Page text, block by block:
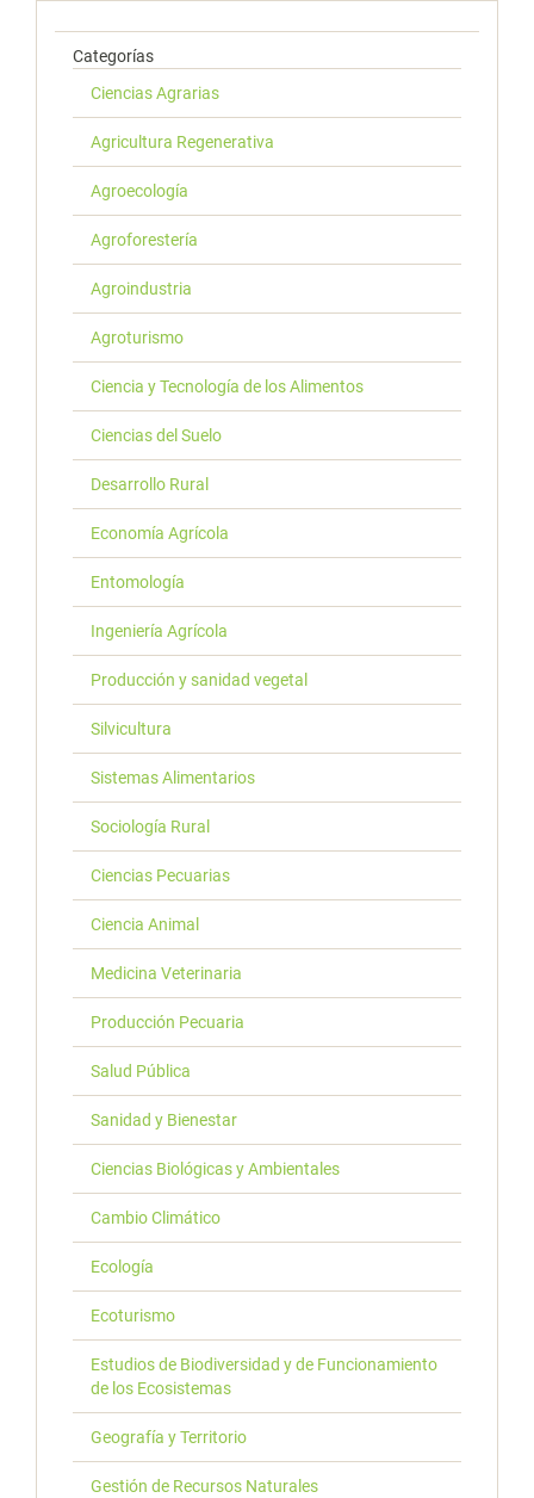
Categorías
Ciencias Agrarias
Agricultura Regenerativa
Agroecología
Agroforestería
Agroindustria
Agroturismo
Ciencia y Tecnología de los Alimentos
Ciencias del Suelo
Desarrollo Rural
Economía Agrícola
Entomología
Ingeniería Agrícola
Producción y sanidad vegetal
Silvicultura
Sistemas Alimentarios
Sociología Rural
Ciencias Pecuarias
Ciencia Animal
Medicina Veterinaria
Producción Pecuaria
Salud Pública
Sanidad y Bienestar
Ciencias Biológicas y Ambientales
Cambio Climático
Ecología
Ecoturismo
Estudios de Biodiversidad y de Funcionamiento
de los Ecosistemas
Geografía y Territorio
Gestión de Recursos Naturales